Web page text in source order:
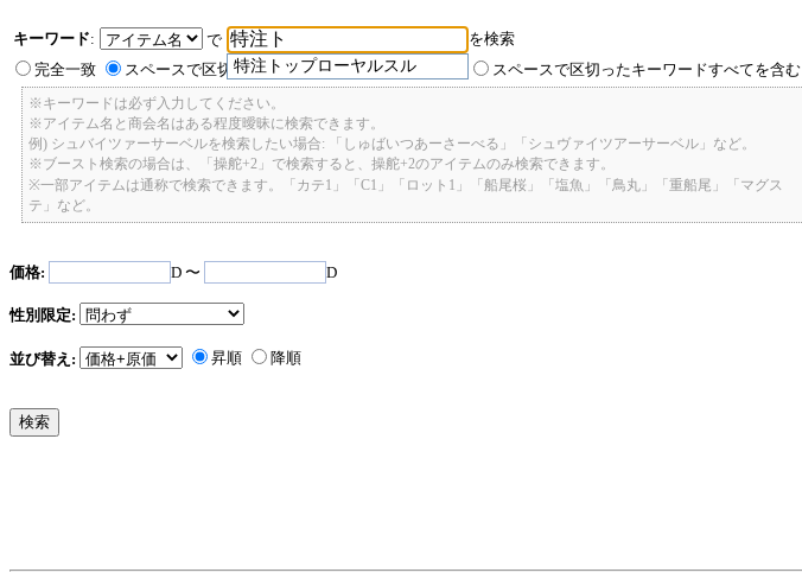
キーワード:
で
特注トップローヤルスル
を検索
完全一致
スペースで区切ったキーワードのいずれかを含む スペースで区切ったキーワードすべてを含む
※キーワードは必ず入力してください。
※アイテム名と商会名はある程度曖昧に検索できます。
例) シュバイツァーサーベルを検索したい場合: 「しゅばいつあーさーべる」「シュヴァイツアーサーベル」など。
※ブースト検索の場合は、「操舵+2」で検索すると、操舵+2のアイテムのみ検索できます。
※一部アイテムは通称で検索できます。「カテ1」「C1」「ロット1」「船尾桜」「塩魚」「鳥丸」「重船尾」「マグス
テ」など。
価格: D 〜 D
性別限定:
並び替え: 昇順 降順